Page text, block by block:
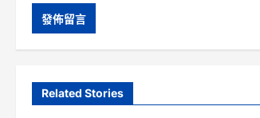
Related Stories